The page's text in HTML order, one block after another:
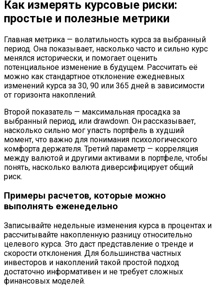
Как измерять курсовые риски:
простые и полезные метрики
Главная метрика — волатильность курса за выбранный
период. Она показывает, насколько часто и сильно курс
менялся исторически, и помогает оценить
потенциальное изменение в будущем. Рассчитать её
можно как стандартное отклонение ежедневных
изменений курса за 30, 90 или 365 дней в зависимости
от горизонта накоплений.
Второй показатель — максимальная просадка за
выбранный период, или drawdown. Он рассказывает,
насколько сильно мог упасть портфель в худший
момент, что важно для понимания психологического
комфорта держателя. Третий параметр — корреляция
между валютой и другими активами в портфеле, чтобы
понять, насколько валюта диверсифицирует общий
риск.
Примеры расчетов, которые можно
выполнять еженедельно
Записывайте недельные изменения курса в процентах и
рассчитывайте накопленную разницу относительно
целевого курса. Это даст представление о тренде и
скорости отклонения. Для большинства частных
инвесторов и накоплений такой простой подход
достаточно информативен и не требует сложных
финансовых моделей.